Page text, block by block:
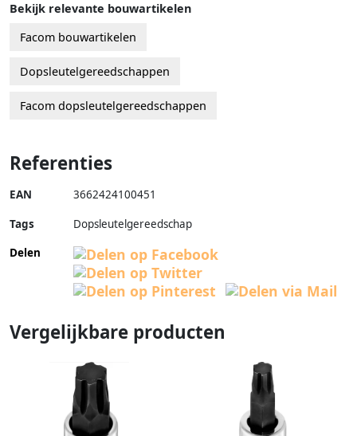
Bekijk relevante bouwartikelen
Facom bouwartikelen
Dopsleutelgereedschappen
Facom dopsleutelgereedschappen
Referenties
EAN 3662424100451
Tags
Dopsleutelgereedschap
Delen
Vergelijkbare producten